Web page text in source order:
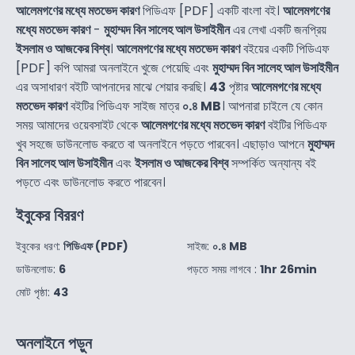
আলেমগণের মধ্যে মতভেদ কারণপিডিএফ [PDF] একটি বাংলা বই। আলেমগণের
মধ্যে মতভেদ কারণ- মুহাম্মদ বিন সালেহ আল উসাইমীনএর লেখা একটি জনপ্রিয়
ইসলাম ও আজকের বিশ্ব। আলেমগণের মধ্যে মতভেদ কারণবইয়ের একটি পিডিএফ
[PDF] কপি আমরা অনলাইনে খুজে পেয়েছি এবংমুহাম্মদ বিন সালেহ আল উসাইমীন
এর অসাধারণ বইটি আপনাদের মাঝে শেয়ার করছি। 43 পৃষ্টারআলেমগণের মধ্যে
মতভেদ কারণবইটির পিডিএফ সাইজ মাত্র০.৪ MB। আপনারা চাইলে যে কোন
সময় আমাদের ওয়েবসাইট থেকেআলেমগণের মধ্যে মতভেদ কারণবইটির পিডিএফ
খুব সহজে ডাউনলোড করতে বা অনলাইনে পড়তে পারবেন। এছাড়াও আপনেমুহাম্মদ
বিন সালেহ আল উসাইমীনএবংইসলাম ও আজকের বিশ্বসম্পর্কিত অন্যান্য বই
পড়তে এবং ডাউনলোড করতে পারবেন।
ইবুকের বিররণ
ইবুকের ধরণ: পিডিএফ (PDF)
ডাউনলোড: 6
মোট পৃষ্ঠা: 43
সাইজ: ০.৪ MB
পড়তে সময় লাগবে : 1hr 26min
অনলাইনে পড়ুন